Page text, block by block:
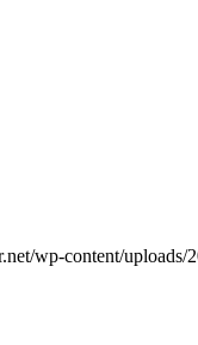
wp-content/